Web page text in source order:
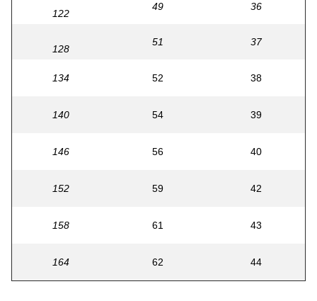
122
49 36
128
51 37
134 52 38
140 54 39
146 56 40
152 59 42
158 61 43
164 62 44